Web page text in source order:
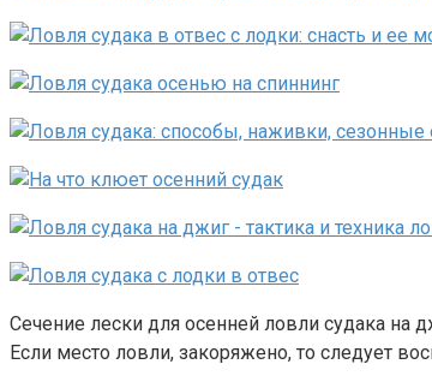
Сечение лески для осенней ловли судака на
Если место ловли, закоряжено, то следует